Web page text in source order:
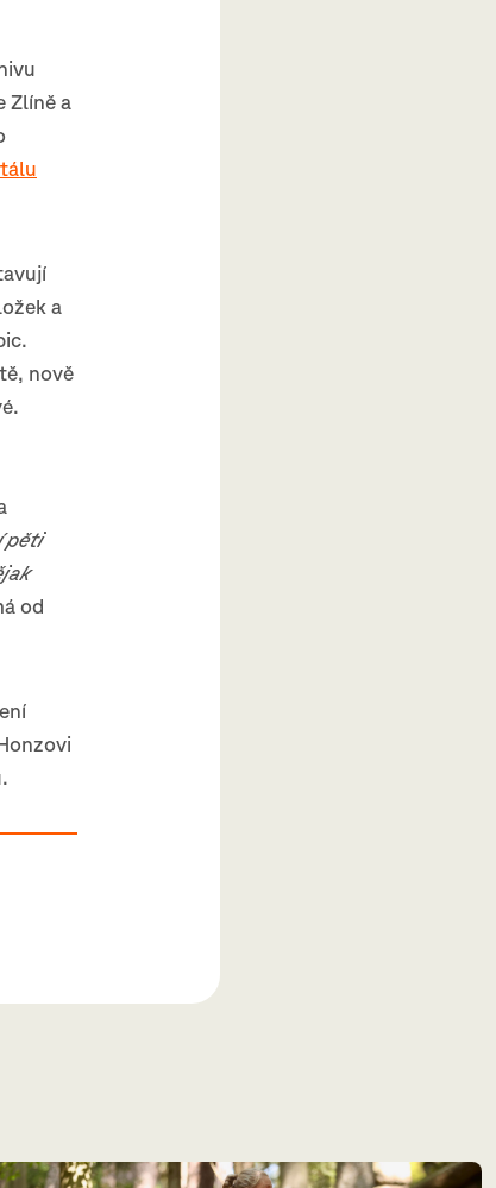
Zlíně a
a
nově
pěti
od